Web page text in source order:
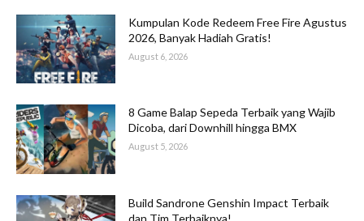
Kumpulan Kode Redeem Free Fire Agustus
2026, Banyak Hadiah Gratis!
August 6, 2026
8 Game Balap Sepeda Terbaik yang Wajib
Dicoba, dari Downhill hingga BMX
August 5, 2026
Build Sandrone Genshin Impact Terbaik
dan Tim Terbaiknya!